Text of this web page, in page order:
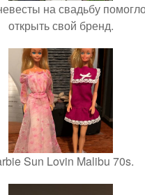
на свадьбу
открыть свой бренд.
Sun Lovin Malibu 70s.